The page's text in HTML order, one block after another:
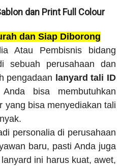
dan Print Full Colour
dan Siap Diborong
Atau Pembisnis bidang
sebuah perusahaan dan
pengadaan lanyard tali ID
bisa membutuhkan
yang bisa menyediakan tali
personalia di perusahaan
baru, pasti Anda juga
ini harus kuat, awet,